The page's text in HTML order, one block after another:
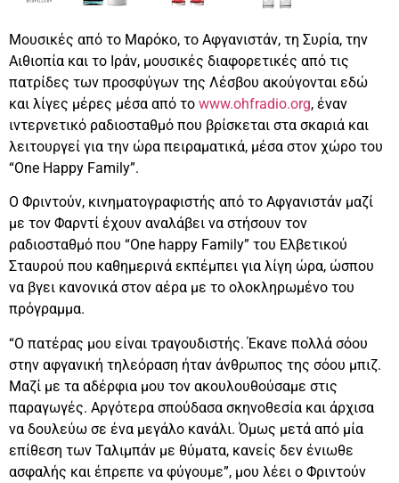
Μουσικές από το Μαρόκο, το Αφγανιστάν, τη Συρία, την
Αιθιοπία και το Ιράν, μουσικές διαφορετικές από τις
πατρίδες των προσφύγων της Λέσβου ακούγονται εδώ
και λίγες μέρες μέσα από το www.ohfradio.org, έναν
ιντερνετικό ραδιοσταθμό που βρίσκεται στα σκαριά και
λειτουργεί για την ώρα πειραματικά, μέσα στον χώρο του
“One Happy Family”.
Ο Φριντούν, κινηματογραφιστής από το Αφγανιστάν μαζί
με τον Φαρντί έχουν αναλάβει να στήσουν τον
ραδιοσταθμό που “One happy Family” του Ελβετικού
Σταυρού που καθημερινά εκπέμπει για λίγη ώρα, ώσπου
να βγει κανονικά στον αέρα με το ολοκληρωμένο του
πρόγραμμα.
“Ο πατέρας μου είναι τραγουδιστής. Έκανε πολλά σόου
στην αφγανική τηλεόραση ήταν άνθρωπος της σόου μπιζ.
Μαζί με τα αδέρφια μου τον ακουλουθούσαμε στις
παραγωγές. Αργότερα σπούδασα σκηνοθεσία και άρχισα
να δουλεύω σε ένα μεγάλο κανάλι. Όμως μετά από μία
επίθεση των Ταλιμπάν με θύματα, κανείς δεν ένιωθε
ασφαλής και έπρεπε να φύγουμε”, μου λέει ο Φριντούν